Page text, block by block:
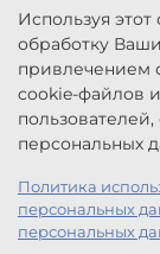
Используя
обработку
привлечением
cookie-файлов
персональных
Политика
персональных
персональных